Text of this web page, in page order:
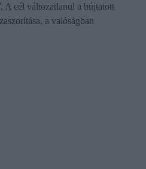
A cél változatlanul a bújtatott
a valóságban